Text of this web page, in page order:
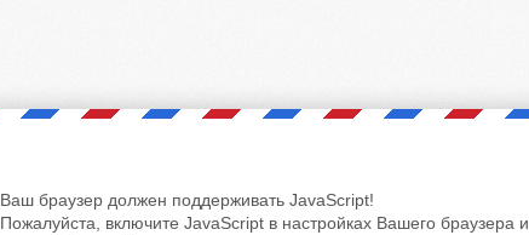
Ваш браузер должен поддерживать JavaScript!
Пожалуйста, включите JavaScript в настройках Вашего браузера и